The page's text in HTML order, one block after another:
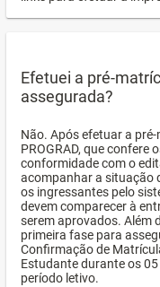
Efetuei a pré-
assegurada?
Não. Após efetuar a
PROGRAD, que confere
conformidade com o
acompanhar a situação
os ingressantes pelo
devem comparecer à
serem aprovados. Além
primeira fase para
Confirmação de
Estudante durante os
período letivo.